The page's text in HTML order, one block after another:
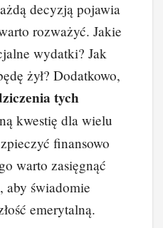
decyzją pojawia
rozważyć. Jakie
wydatki? Jak
żył? Dodatkowo,
tych
kwestię dla wielu
finansowo
warto zasięgnąć
aby świadomie
emerytalną.